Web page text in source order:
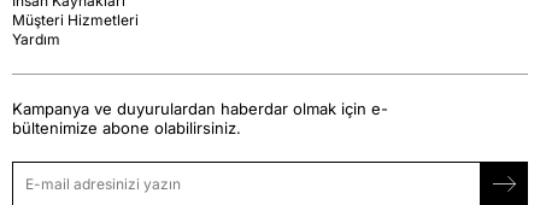
Müşteri Hizmetleri
Yardım
Kampanya ve duyurulardan haberdar olmak için e-
bültenimize abone olabilirsiniz.